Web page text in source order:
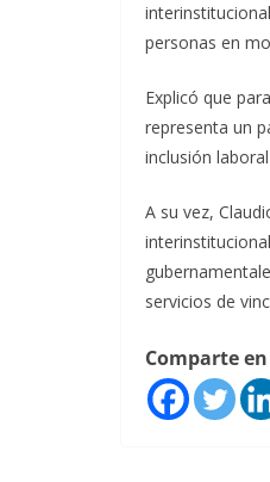
personas en
Explicó que
representa un
inclusión
A su vez,
servicios de
Comparte